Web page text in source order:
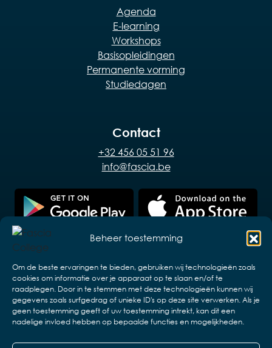
Beheer toestemming
Om de beste ervaringen te bieden, gebruiken wij technologieën zoals
cookies om informatie over je apparaat op te slaan en/of te
raadplegen. Door in te stemmen met deze technologieën kunnen wij
gegevens zoals surfgedrag of unieke ID's op deze site verwerken. Als je
geen toestemming geeft of uw toestemming intrekt, kan dit een
nadelige invloed hebben op bepaalde functies en mogelijkheden.
Agenda
E-learning
Workshops
Basisopleidingen
Permanente vorming
Studiedagen
Contact
+32 456 05 51 96
info@fascia.be